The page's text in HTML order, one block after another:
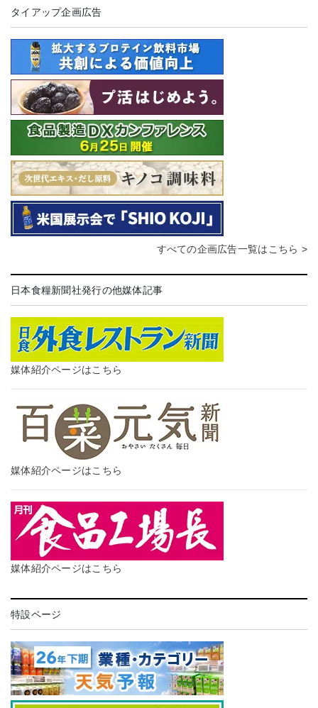
タイアップ企画広告
すべての企画広告一覧はこちら >
日本食糧新聞社発行の他媒体記事
媒体紹介ページはこちら
媒体紹介ページはこちら
媒体紹介ページはこちら
特設ページ